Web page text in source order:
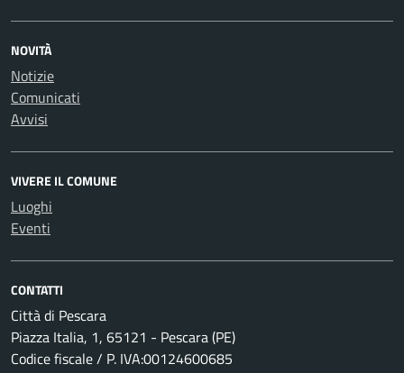
NOVITÀ
Notizie
Comunicati
Avvisi
VIVERE IL COMUNE
Luoghi
Eventi
CONTATTI
Città di Pescara
Piazza Italia, 1, 65121 - Pescara (PE)
Codice fiscale / P. IVA:00124600685